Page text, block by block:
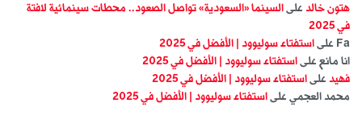
هتون خالد على السينما «السعودية» تواصل الصعود.. محطات سينمائية لافتة
في 2025
Fa على استفتاء سوليوود | الأفضل في 2025
انا مانع على استفتاء سوليوود | الأفضل في 2025
فهيد على استفتاء سوليوود | الأفضل في 2025
محمد العجمي على استفتاء سوليوود | الأفضل في 2025